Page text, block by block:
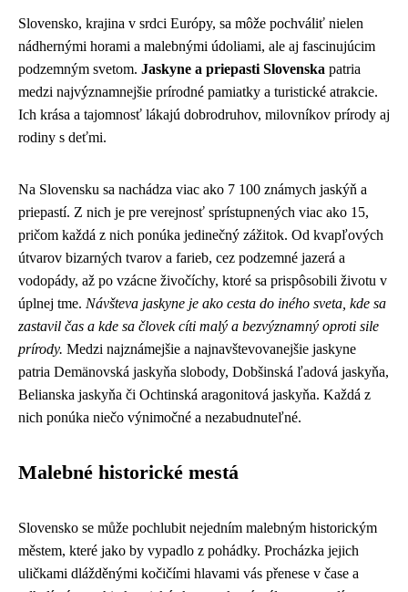
Slovensko, krajina v srdci Európy, sa môže pochváliť nielen
nádhernými horami a malebnými údoliami, ale aj fascinujúcim
podzemným svetom. Jaskyne a priepasti Slovenska patria
medzi najvýznamnejšie prírodné pamiatky a turistické atrakcie.
Ich krása a tajomnosť lákajú dobrodruhov, milovníkov prírody aj
rodiny s deťmi.
Na Slovensku sa nachádza viac ako 7 100 známych jaskýň a
priepastí. Z nich je pre verejnosť sprístupnených viac ako 15,
pričom každá z nich ponúka jedinečný zážitok. Od kvapľových
útvarov bizarných tvarov a farieb, cez podzemné jazerá a
vodopády, až po vzácne živočíchy, ktoré sa prispôsobili životu v
úplnej tme. Návšteva jaskyne je ako cesta do iného sveta, kde sa
zastavil čas a kde sa človek cíti malý a bezvýznamný oproti sile
prírody. Medzi najznámejšie a najnavštevovanejšie jaskyne
patria Demänovská jaskyňa slobody, Dobšinská ľadová jaskyňa,
Belianska jaskyňa či Ochtinská aragonitová jaskyňa. Každá z
nich ponúka niečo výnimočné a nezabudnuteľné.
Malebné historické mestá
Slovensko se může pochlubit nejedním malebným historickým
městem, které jako by vypadlo z pohádky. Procházka jejich
uličkami dlážděnými kočičími hlavami vás přenese v čase a